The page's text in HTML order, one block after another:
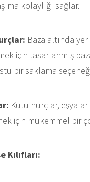
kolaylığı sağlar.
Baza altında
için tasarlanmış
bir saklama
Kutu hurçlar,
için mükemmel bir
Kılıfları: